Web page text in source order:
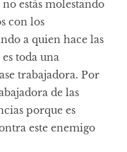
estás molestando
con los
a quien hace las
toda una
trabajadora. Por
de las
porque es
este enemigo